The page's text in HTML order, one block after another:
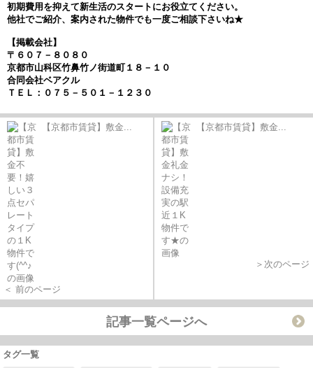
初期費用を抑えて新生活のスタートにお役立てください。
他社でご紹介、案内された物件でも一度ご相談下さいね★
【掲載会社】
〒６０７－８０８０
京都市山科区竹鼻竹ノ街道町１８－１０
合同会社ベアクル
ＴＥＬ：０７５－５０１－１２３０
【京都市賃貸】敷金...
＜ 前のページ
【京都市賃貸】敷金...
＞次のページ
記事一覧ページへ
タグ一覧